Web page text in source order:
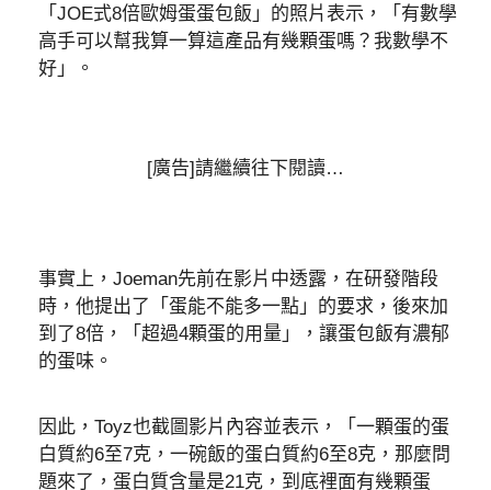
「JOE式8倍歐姆蛋蛋包飯」的照片表示，「有數學
高手可以幫我算一算這產品有幾顆蛋嗎？我數學不
好」。
[廣告]請繼續往下閱讀…
事實上，Joeman先前在影片中透露，在研發階段
時，他提出了「蛋能不能多一點」的要求，後來加
到了8倍，「超過4顆蛋的用量」，讓蛋包飯有濃郁
的蛋味。
因此，Toyz也截圖影片內容並表示，「一顆蛋的蛋
白質約6至7克，一碗飯的蛋白質約6至8克，那麼問
題來了，蛋白質含量是21克，到底裡面有幾顆蛋